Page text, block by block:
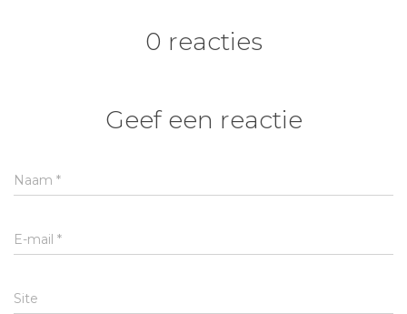
0 reacties
Geef een reactie
Naam *
E-mail *
Site